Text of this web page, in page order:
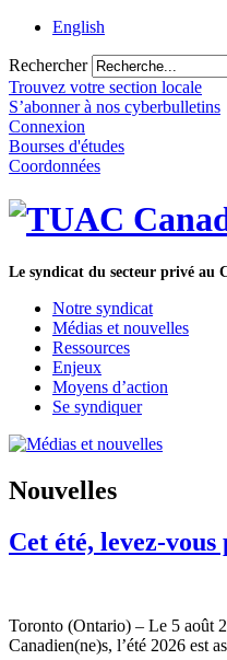
English
Rechercher
Trouvez votre section locale
S’abonner à nos cyberbulletins
Connexion
Bourses d'études
Coordonnées
Le syndicat du secteur privé au
Notre syndicat
Médias et nouvelles
Ressources
Enjeux
Moyens d’action
Se syndiquer
Nouvelles
Cet été, levez-
Toronto (Ontario) – Le 5 août
Canadien(ne)s, l’été 2026 est